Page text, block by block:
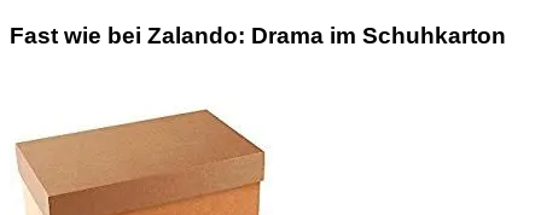
Fast wie bei Zalando: Drama im Schuhkarton